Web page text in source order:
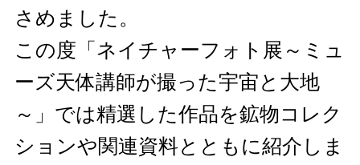
さめました。
この度「ネイチャーフォト展～ミュ
ーズ天体講師が撮った宇宙と大地
～」では精選した作品を鉱物コレク
ションや関連資料とともに紹介しま